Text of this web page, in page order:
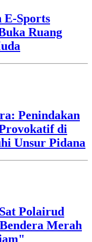
E-Sports
Ruang
Penindakan
di
Unsur Pidana
Polairud
Merah